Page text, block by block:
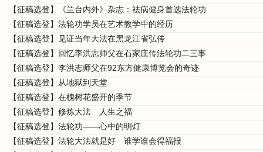
【征稿选登】《兰台内外》杂志：祛病健身首选法轮功
【征稿选登】法轮功学员在艺术教学中的经历
【征稿选登】见证当年大法在黑龙江省弘传
【征稿选登】回忆李洪志师父在石家庄传法轮功二三事
【征稿选登】李洪志师父在92东方健康博览会的奇迹
【征稿选登】从地狱到天堂
【征稿选登】在槐树花盛开的季节
【征稿选登】修炼大法 人生之福
【征稿选登】法轮功——心中的明灯
【征稿选登】法轮大法就是好 谁学谁会得福报